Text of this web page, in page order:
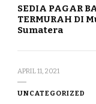
SEDIA PAGAR
TERMURAH DI
Sumatera
APRIL 11, 2021
UNCATEGORIZED